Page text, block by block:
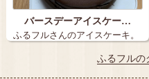
バースデーアイスケー…
ふるフルさんのアイスケーキ。
ふるフルの